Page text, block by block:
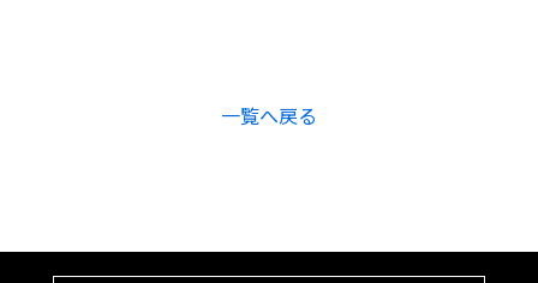
一覧へ戻る